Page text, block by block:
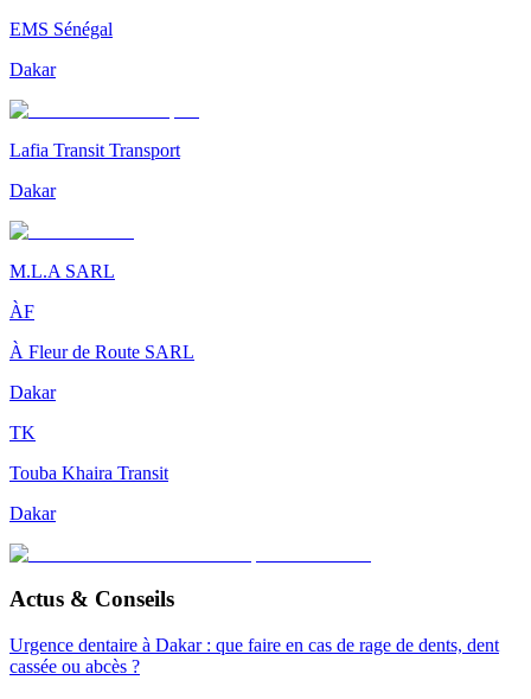
EMS Sénégal
Dakar
Lafia Transit Transport
Dakar
M.L.A SARL
ÀF
À Fleur de Route SARL
Dakar
TK
Touba Khaira Transit
Dakar
Actus & Conseils
Urgence dentaire à Dakar : que faire en cas de rage de dents, dent
cassée ou abcès ?